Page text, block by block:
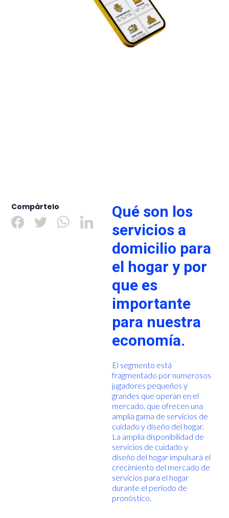
Compártelo
Qué son los
servicios a
domicilio para
el hogar y por
que es
importante
para nuestra
economía.
El segmento está
fragmentado por numerosos
jugadores pequeños y
grandes que operan en el
mercado, que ofrecen una
amplia gama de servicios de
cuidado y diseño del hogar.
La amplia disponibilidad de
servicios de cuidado y
diseño del hogar impulsará el
crecimiento del mercado de
servicios para el hogar
durante el período de
pronóstico.